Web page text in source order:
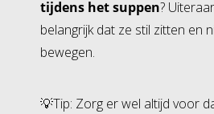
tijdens het suppen?
belangrijk dat ze stil zitten en
bewegen.
💡Tip: Zorg er wel altijd voor